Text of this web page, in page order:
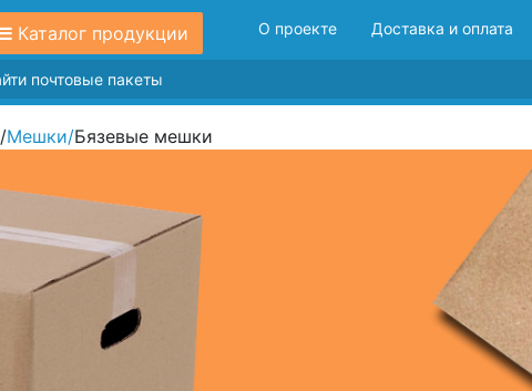
Каталог продукции О проекте Доставка и оплата
/Мешки/Бязевые мешки